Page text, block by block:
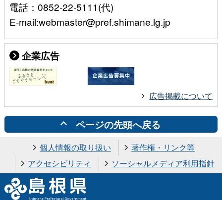
電話：0852-22-5111(代)
E-mail:webmaster@pref.shimane.lg.jp
企業広告
広告掲載について
ページの先頭へ戻る
個人情報の取り扱い
著作権・リンク等
アクセシビリティ
ソーシャルメディア利用指針